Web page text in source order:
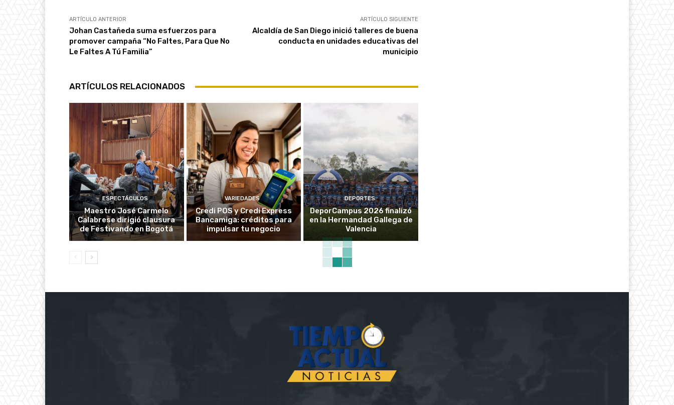
ARTÍCULO ANTERIOR
Johan Castañeda suma esfuerzos para
promover campaña “No Faltes, Para Que No
Le Faltes A Tú Familia”
ARTÍCULO SIGUIENTE
Alcaldía de San Diego inició talleres de buena
conducta en unidades educativas del
municipio
ARTÍCULOS RELACIONADOS
ESPECTÁCULOS
Maestro José Carmelo
Calabrese dirigió clausura
de Festivando en Bogotá
VARIEDADES
Credi POS y Credi Express
Bancamiga: créditos para
impulsar tu negocio
DEPORTES
DeporCampus 2026 finalizó
en la Hermandad Gallega de
Valencia